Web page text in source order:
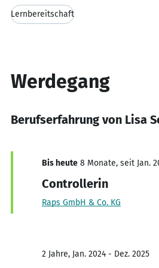
Lernbereitschaft
Werdegang
Berufserfahrung von Lisa
Bis heute 8 Monate, seit Jan.
Controllerin
Raps GmbH & Co. KG
2 Jahre, Jan. 2024 - Dez. 2025